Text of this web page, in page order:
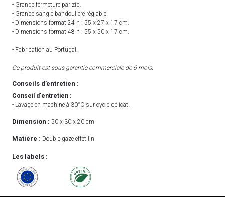
- Grande fermeture par zip.
- Grande sangle bandoulière réglable.
- Dimensions format 24 h : 55 x 27 x 17 cm.
- Dimensions format 48 h : 55 x 50 x 17 cm.
- Fabrication au Portugal.
Ce produit est sous garantie commerciale de 6 mois.
Conseils d’entretien :
Conseil d'entretien :
- Lavage en machine à 30°C sur cycle délicat.
Dimension : 50 x 30 x 20 cm
Matière : Double gaze effet lin
Les labels :